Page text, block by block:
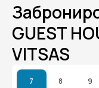
GUEST
VITSAS
7 8 9